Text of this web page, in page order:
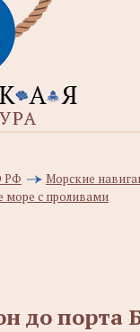
РФ
Морские
море с проливами
до